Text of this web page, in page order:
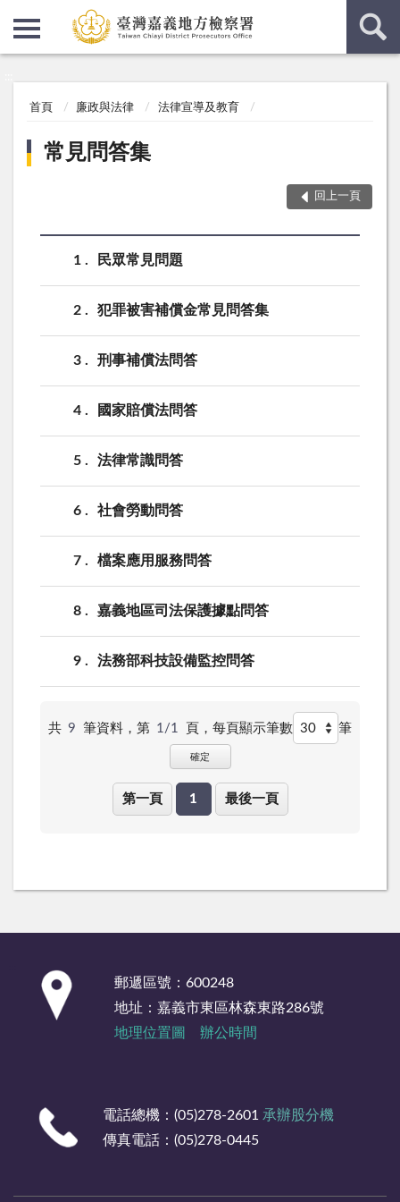
首頁 廉政與法律 法律宣導及教育
常見問答集
回上一頁
1 民眾常見問題
2 犯罪被害補償金常見問答集
3 刑事補償法問答
4 國家賠償法問答
5 法律常識問答
6 社會勞動問答
7 檔案應用服務問答
8 嘉義地區司法保護據點問答
9 法務部科技設備監控問答
共 9 筆資料，第 1/1 頁， 每頁顯示筆數 筆
確定
第一頁 1 最後一頁
郵遞區號：600248
地址：嘉義市東區林森東路286號
地理位置圖
辦公時間
電話總機：(05)278-2601 承辦股分機
傳真電話：(05)278-0445